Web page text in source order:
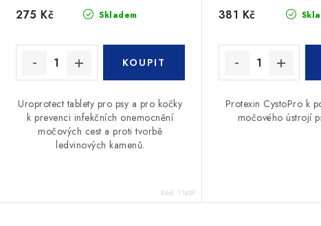
Skladem
275 Kč
Uroprotect tablety pro psy a pro kočky
k prevenci infekčních onemocnění
močových cest a proti tvorbě
ledvinových kamenů.
Kód: 11409
381 Kč
Protexin CystoPro k
močového ústrojí